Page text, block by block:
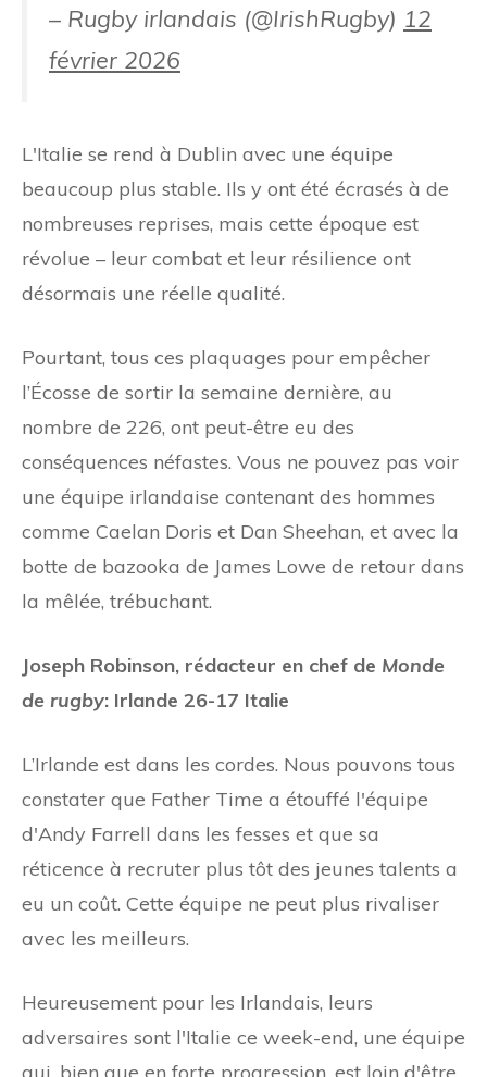
– Rugby irlandais (@IrishRugby) 12
février 2026
L'Italie se rend à Dublin avec une équipe
beaucoup plus stable. Ils y ont été écrasés à de
nombreuses reprises, mais cette époque est
révolue – leur combat et leur résilience ont
désormais une réelle qualité.
Pourtant, tous ces plaquages ​​​​pour empêcher
l’Écosse de sortir la semaine dernière, au
nombre de 226, ont peut-être eu des
conséquences néfastes. Vous ne pouvez pas voir
une équipe irlandaise contenant des hommes
comme Caelan Doris et Dan Sheehan, et avec la
botte de bazooka de James Lowe de retour dans
la mêlée, trébuchant.
Joseph Robinson, rédacteur en chef de Monde
de rugby: Irlande 26-17 Italie
L’Irlande est dans les cordes. Nous pouvons tous
constater que Father Time a étouffé l'équipe
d'Andy Farrell dans les fesses et que sa
réticence à recruter plus tôt des jeunes talents a
eu un coût. Cette équipe ne peut plus rivaliser
avec les meilleurs.
Heureusement pour les Irlandais, leurs
adversaires sont l'Italie ce week-end, une équipe